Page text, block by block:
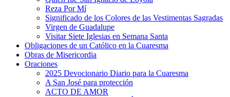
Reza Por Mí
Significado de los Colores de las Vestimentas Sagradas
Virgen de Guadalupe
Visitar Siete Iglesias en Semana Santa
Obligaciones de un Católico en la Cuaresma
Obras de Misericordia
Oraciones
2025 Devocionario Diario para la Cuaresma
A San José para protección
ACTO DE AMOR